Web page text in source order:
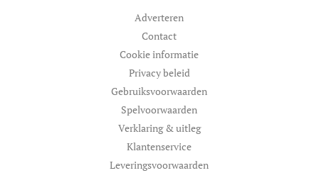
Adverteren
Contact
Cookie informatie
Privacy beleid
Gebruiksvoorwaarden
Spelvoorwaarden
Verklaring & uitleg
Klantenservice
Leveringsvoorwaarden